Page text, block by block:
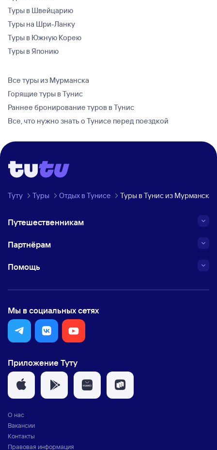
Туры в Швейцарию
Туры на Шри-Ланку
Туры в Южную Корею
Туры в Японию
Все туры из Мурманска
Горящие туры в Тунис
Раннее бронирование туров в Тунис
Все, что нужно знать о Тунисе перед поездкой
Туту Туры Отдых в Тунисе Туры в Тунис из Мурманска
Путешественникам
Партнёрам
Помощь
Мы в социальных сетях
Приложение Туту
О нас
Вакансии
Контакты
Правовая информация